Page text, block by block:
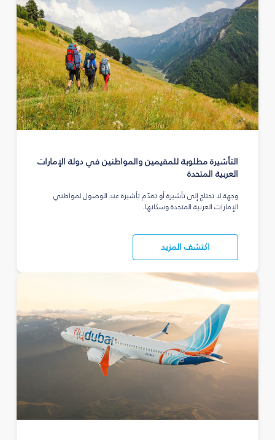
التأشيرة مطلوبة للمقيمين والمواطنين في دولة الإمارات
العربية المتحدة
وجهة لا تحتاج إلى تأشيرة أو تقدّم تأشيرة عند الوصول لمواطني
الإمارات العربية المتحدة وسكانها.
اكتشف المزيد